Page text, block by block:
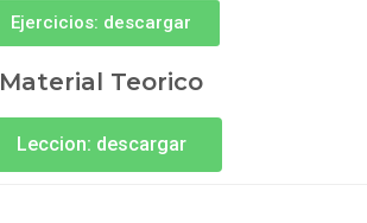
Ejercicios: descargar
Material Teorico
Leccion: descargar